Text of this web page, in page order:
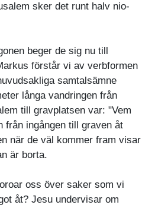
sker det runt halv nio-
beger de sig nu till
förstår vi av verbformen
samtalsämne
långa vandringen från
till gravplatsen var: "Vem
från ingången till graven åt
när de väl kommer fram visar
är borta.
oss över saker som vi
åt? Jesu undervisar om